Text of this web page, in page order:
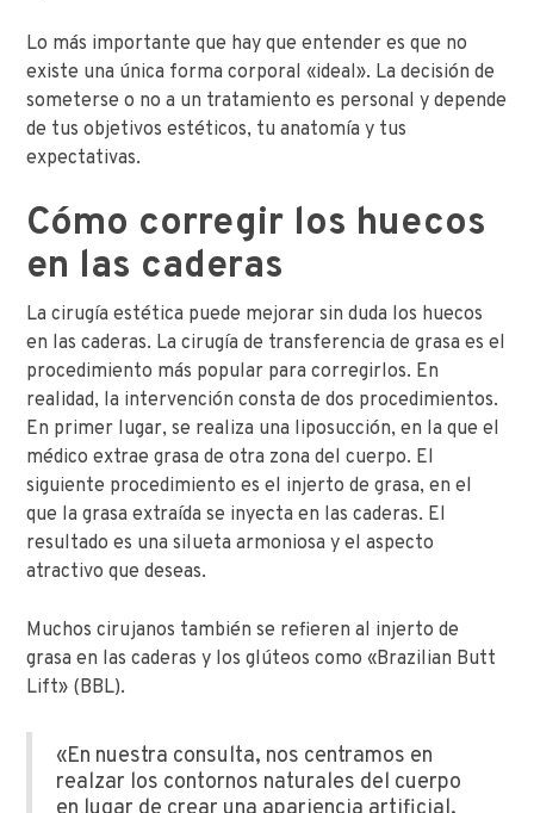
Lo más importante que hay que entender es que no
existe una única forma corporal «ideal». La decisión de
someterse o no a un tratamiento es personal y depende
de tus objetivos estéticos, tu anatomía y tus
expectativas.
Cómo corregir los huecos
en las caderas
La cirugía estética puede mejorar sin duda los huecos
en las caderas. La cirugía de transferencia de grasa es el
procedimiento más popular para corregirlos. En
realidad, la intervención consta de dos procedimientos.
En primer lugar, se realiza una liposucción, en la que el
médico extrae grasa de otra zona del cuerpo. El
siguiente procedimiento es el injerto de grasa, en el
que la grasa extraída se inyecta en las caderas. El
resultado es una silueta armoniosa y el aspecto
atractivo que deseas.
Muchos cirujanos también se refieren al injerto de
grasa en las caderas y los glúteos como «Brazilian Butt
Lift» (BBL).
«En nuestra consulta, nos centramos en
realzar los contornos naturales del cuerpo